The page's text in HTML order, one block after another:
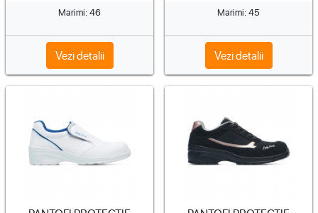
Marimi: 46
Vezi detalii
Marimi: 45
Vezi detalii